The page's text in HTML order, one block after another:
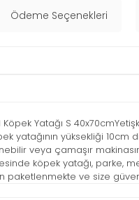
Ödeme Seçenekleri
Yatağı S
yatağının yüksekliği 10cm
veya çamaşır
köpek yatağı, parke,
ve size